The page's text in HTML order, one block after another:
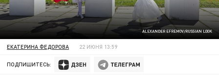
ALEXANDER EFREMOV/RUSSIAN LOOK
ЕКАТЕРИНА ФЕДОРОВА 22 ИЮНЯ 13:59
ПОДПИШИТЕСЬ: